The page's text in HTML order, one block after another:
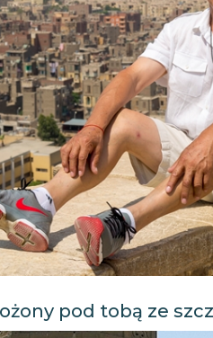
pod tobą ze